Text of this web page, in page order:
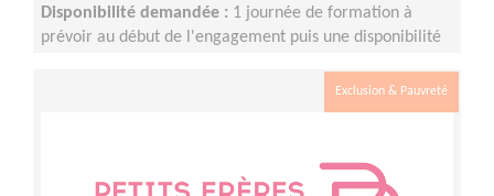
Disponibilité demandée : 1 journée de formation à
prévoir au début de l'engagement puis une disponibilité
Exclusion & Pauvreté